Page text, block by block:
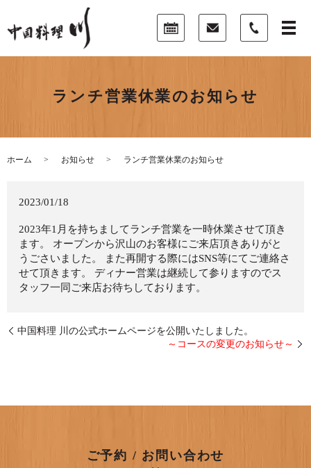
ランチ営業休業のお知らせ
ホーム お知らせ ランチ営業休業のお知らせ
2023/01/18
2023年1月を持ちましてランチ営業を一時休業させて頂き
ます。 オープンから沢山のお客様にご来店頂きありがと
うごさいました。 また再開する際にはSNS等にてご連絡さ
せて頂きます。 ディナー営業は継続して参りますのでス
タッフ一同ご来店お待ちしております。
中国料理 川の公式ホームページを公開いたしました。
～コースの変更のお知らせ～
ご予約 / お問い合わせ